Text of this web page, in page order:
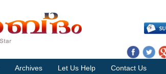
Archives Let Us Help Contact Us